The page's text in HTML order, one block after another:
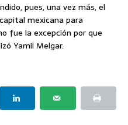
pues, una vez más, el
mexicana para
fue la excepción por que
Yamil Melgar.